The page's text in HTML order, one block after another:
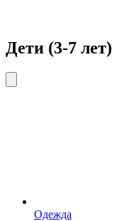
Дети (3-7 лет)
Одежда